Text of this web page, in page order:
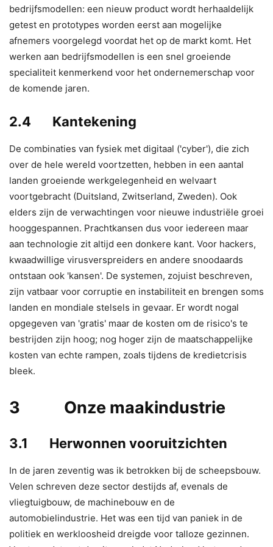
bedrijfsmodellen: een nieuw product wordt herhaaldelijk
getest en prototypes worden eerst aan mogelijke
afnemers voorgelegd voordat het op de markt komt. Het
werken aan bedrijfsmodellen is een snel groeiende
specialiteit kenmerkend voor het ondernemerschap voor
de komende jaren.
2.4 Kantekening
De combinaties van fysiek met digitaal ('cyber'), die zich
over de hele wereld voortzetten, hebben in een aantal
landen groeiende werkgelegenheid en welvaart
voortgebracht (Duitsland, Zwitserland, Zweden). Ook
elders zijn de verwachtingen voor nieuwe industriële groei
hooggespannen. Prachtkansen dus voor iedereen maar
aan technologie zit altijd een donkere kant. Voor hackers,
kwaadwillige virusverspreiders en andere snoodaards
ontstaan ook 'kansen'. De systemen, zojuist beschreven,
zijn vatbaar voor corruptie en instabiliteit en brengen soms
landen en mondiale stelsels in gevaar. Er wordt nogal
opgegeven van 'gratis' maar de kosten om de risico's te
bestrijden zijn hoog; nog hoger zijn de maatschappelijke
kosten van echte rampen, zoals tijdens de kredietcrisis
bleek.
3 Onze maakindustrie
3.1 Herwonnen vooruitzichten
In de jaren zeventig was ik betrokken bij de scheepsbouw.
Velen schreven deze sector destijds af, evenals de
vliegtuigbouw, de machinebouw en de
automobielindustrie. Het was een tijd van paniek in de
politiek en werkloosheid dreigde voor talloze gezinnen.